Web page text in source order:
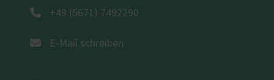
+49 (5671) 7492290
E-Mail schreiben